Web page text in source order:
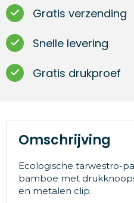
Gratis verzending
Snelle levering
Gratis drukproef
Omschrijving
Ecologische tarwestro-
bamboe met
en metalen clip.